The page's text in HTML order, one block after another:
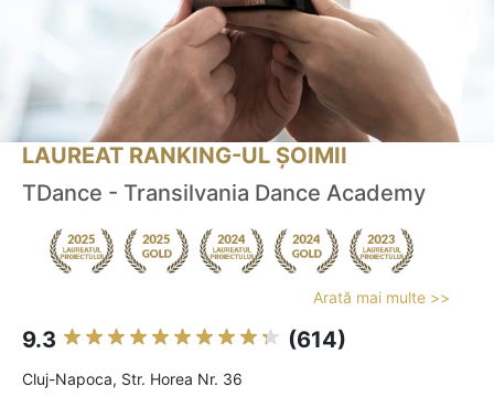
LAUREAT RANKING-UL ȘOIMII
TDance - Transilvania Dance Academy
Arată mai multe >>
9.3 (614)
Cluj-Napoca, Str. Horea Nr. 36